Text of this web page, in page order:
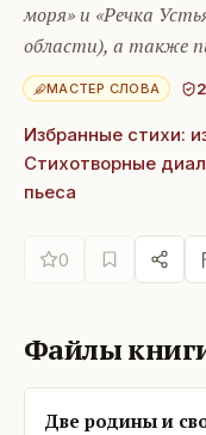
моря» и «Речка
области), а также
МАСТЕР СЛОВА
Избранные стихи:
Стихотворные
пьеса
0
Файлы
Две родины и